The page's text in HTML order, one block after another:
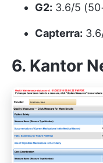
G2: 3.6/5
Capterra:
6. Kantor